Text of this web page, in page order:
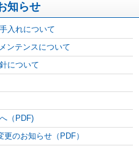
知らせ
入れについて
ンテンスについて
について
（PDF)
のお知らせ（PDF）